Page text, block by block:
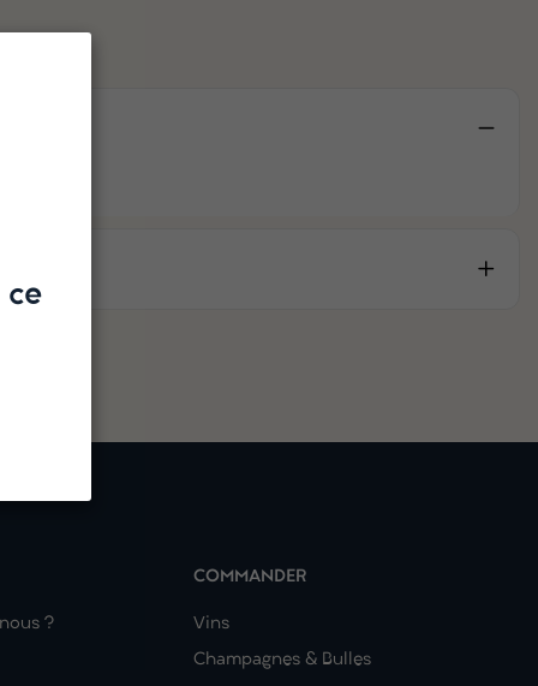
?
COMMANDER
Vins
Champagnes & Bulles
ce